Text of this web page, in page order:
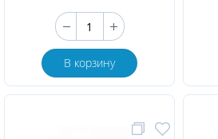
В корзину